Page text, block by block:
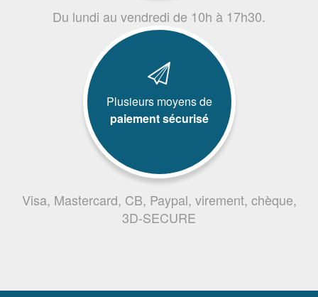
Du lundi au vendredi de 10h à 17h30.
Plusieurs moyens de
paiement sécurisé
Visa, Mastercard, CB, Paypal, virement, chèque,
3D-SECURE